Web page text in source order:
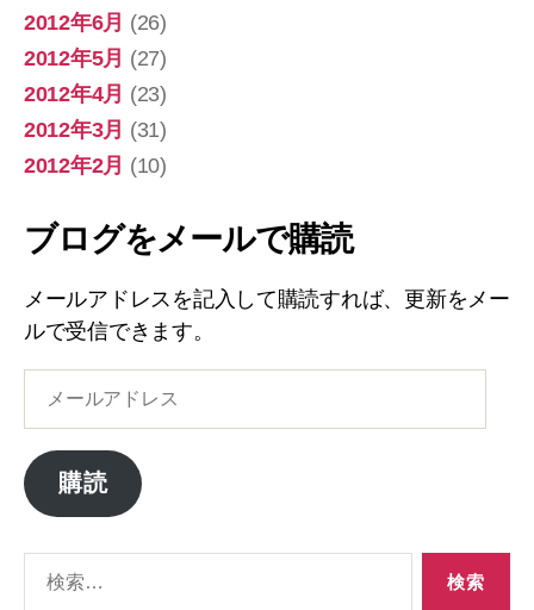
2012年6月 (26)
2012年5月 (27)
2012年4月 (23)
2012年3月 (31)
2012年2月 (10)
ブログをメールで購読
メールアドレスを記入して購読すれば、更新をメー
ルで受信できます。
ア
ド
ス
購読